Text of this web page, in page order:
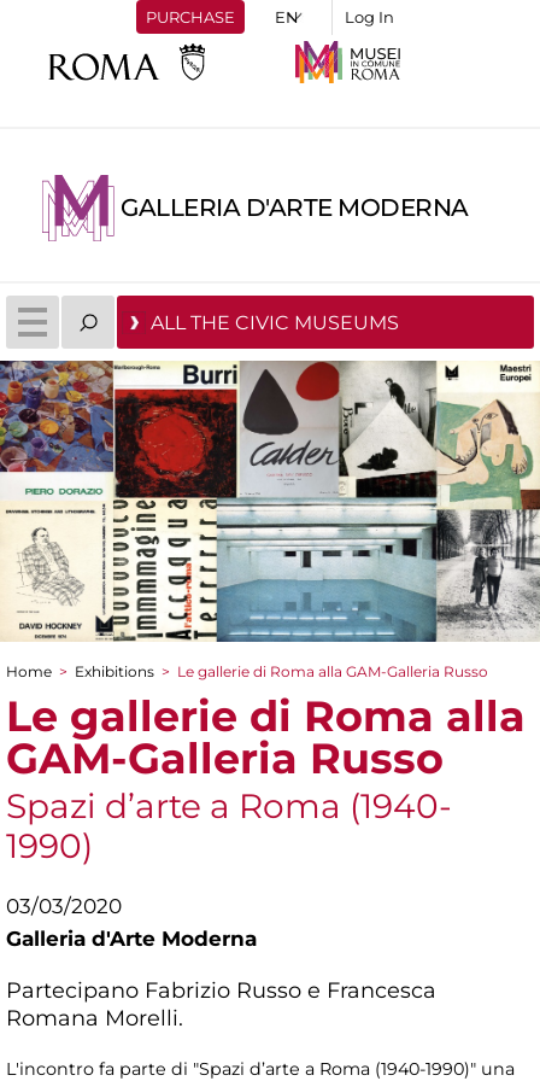
PURCHASE Log In
GALLERIA D'ARTE MODERNA
ALL THE CIVIC MUSEUMS
You are here
Home > Exhibitions > Le gallerie di Roma alla GAM-Galleria Russo
Le gallerie di Roma alla
GAM-Galleria Russo
Spazi d’arte a Roma (1940-
1990)
03/03/2020
Galleria d'Arte Moderna
Partecipano Fabrizio Russo e Francesca
Romana Morelli.
L'incontro fa parte di "Spazi d’arte a Roma (1940-1990)" una